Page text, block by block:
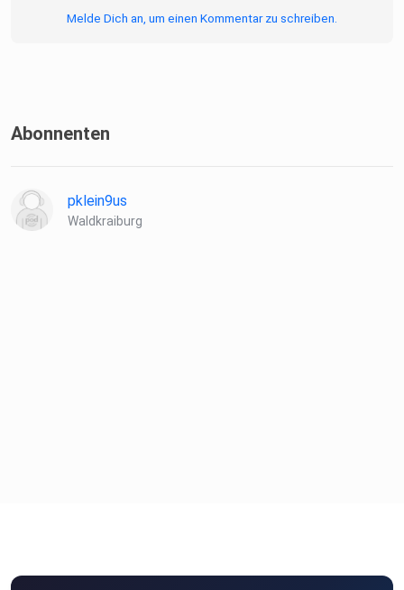
Melde Dich an, um einen Kommentar zu schreiben.
Abonnenten
pklein9us
Waldkraiburg